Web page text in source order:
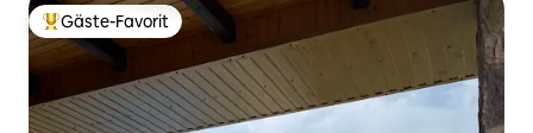
Beliebter Gäste-Favorit.
Gäste-Favorit